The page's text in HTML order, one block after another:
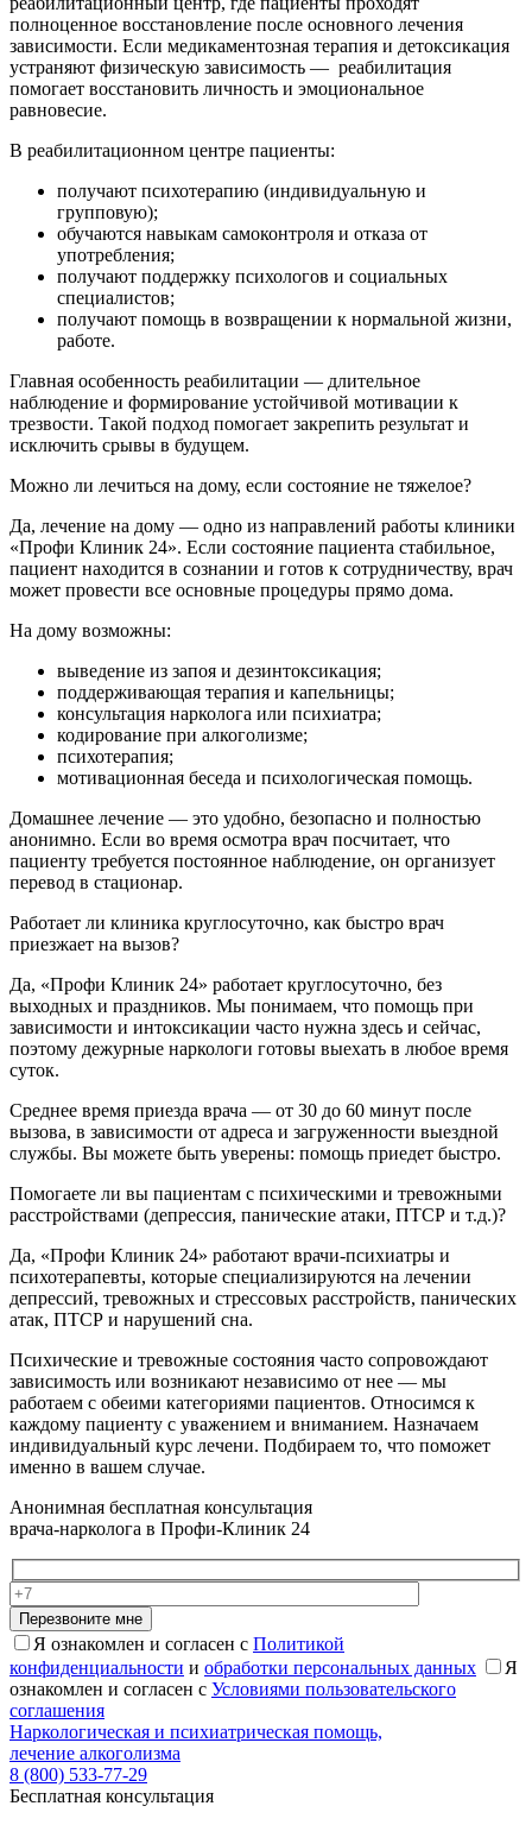
полноценное восстановление после основного лечения
зависимости. Если медикаментозная терапия и детоксикация
устраняют физическую зависимость — реабилитация
помогает восстановить личность и эмоциональное
равновесие.
В реабилитационном центре пациенты:
получают психотерапию (индивидуальную и
групповую);
обучаются навыкам самоконтроля и отказа от
употребления;
получают поддержку психологов и социальных
специалистов;
получают помощь в возвращении к нормальной жизни,
работе.
Главная особенность реабилитации — длительное
наблюдение и формирование устойчивой мотивации к
трезвости. Такой подход помогает закрепить результат и
исключить срывы в будущем.
Можно ли лечиться на дому, если состояние не тяжелое?
Да, лечение на дому — одно из направлений работы клиники
«Профи Клиник 24». Если состояние пациента стабильное,
пациент находится в сознании и готов к сотрудничеству, врач
может провести все основные процедуры прямо дома.
На дому возможны:
выведение из запоя и дезинтоксикация;
поддерживающая терапия и капельницы;
консультация нарколога или психиатра;
кодирование при алкоголизме;
психотерапия;
мотивационная беседа и психологическая помощь.
Домашнее лечение — это удобно, безопасно и полностью
анонимно. Если во время осмотра врач посчитает, что
пациенту требуется постоянное наблюдение, он организует
перевод в стационар.
Работает ли клиника круглосуточно, как быстро врач
приезжает на вызов?
Да, «Профи Клиник 24» работает круглосуточно, без
выходных и праздников. Мы понимаем, что помощь при
зависимости и интоксикации часто нужна здесь и сейчас,
поэтому дежурные наркологи готовы выехать в любое время
суток.
Среднее время приезда врача — от 30 до 60 минут после
вызова, в зависимости от адреса и загруженности выездной
службы. Вы можете быть уверены: помощь приедет быстро.
Помогаете ли вы пациентам с психическими и тревожными
расстройствами (депрессия, панические атаки, ПТСР и т.д.)?
Да, «Профи Клиник 24» работают врачи-психиатры и
психотерапевты, которые специализируются на лечении
депрессий, тревожных и стрессовых расстройств, панических
атак, ПТСР и нарушений сна.
Психические и тревожные состояния часто сопровождают
зависимость или возникают независимо от нее — мы
работаем с обеими категориями пациентов. Относимся к
каждому пациенту с уважением и вниманием. Назначаем
индивидуальный курс лечени. Подбираем то, что поможет
именно в вашем случае.
Анонимная бесплатная консультация
врача-нарколога в Профи-Клиник 24
Перезвоните мне
Я ознакомлен и согласен с Политикой
конфиденциальности и обработки персональных данных
Я
ознакомлен и согласен с Условиями пользовательского
соглашения
Наркологическая и психиатрическая помощь,
лечение алкоголизма
8 (800) 533-77-29
Бесплатная консультация